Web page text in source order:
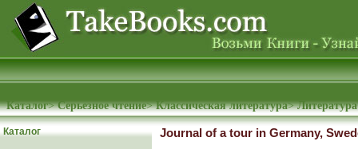
Каталог>Серьезное чтение>Классическая литература>
Каталог Journal of a tour in Germany,